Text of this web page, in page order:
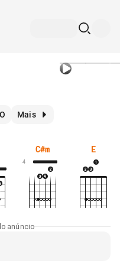
Mais
C#m
4
E
anúncio